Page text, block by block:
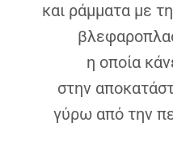
και ράμματα με
η οποία
στην
γύρω από την